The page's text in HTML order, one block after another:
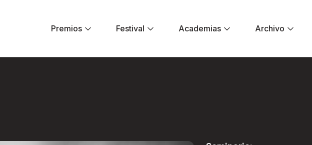
Premios
Festival Academias Archivo